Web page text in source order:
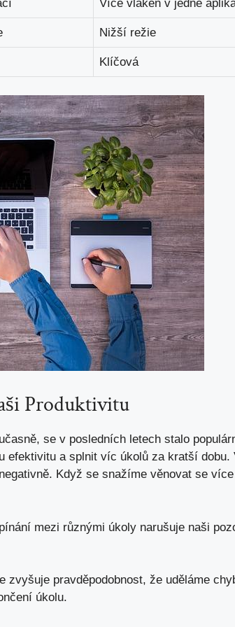
Více vláken v jedné
Nižší​ režie
Klíčová
Produktivitu
se ⁣v ⁢posledních letech stalo
efektivitu a splnit víc úkolů⁢ za kratší
Když se ‌snažíme věnovat se​
mezi různými úkoly narušuje naši​
​zvyšuje pravděpodobnost,⁣ že ‌uděláme⁢
‌úkolu.